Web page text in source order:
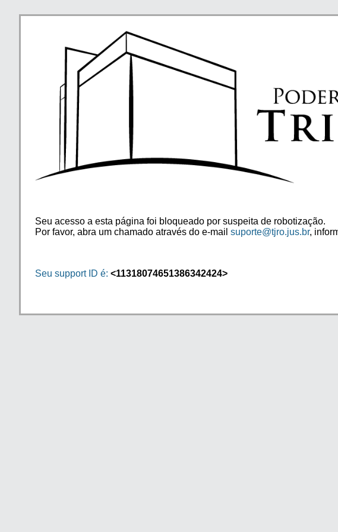
Seu acesso a esta página foi bloqueado por suspeita de robotização.
Por favor, abra um chamado através do e-mail suporte@tjro.jus.br,
Seu support ID é: <11318074651386342424>